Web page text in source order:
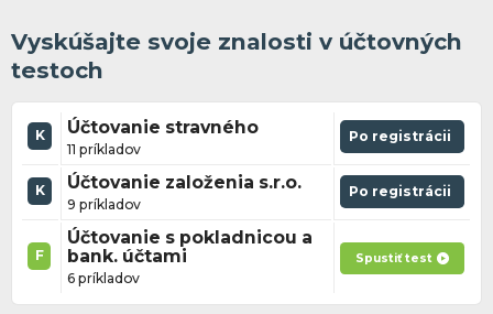
Vyskúšajte svoje znalosti v účtovných
testoch
K Účtovanie stravného
11 príkladov
Po registrácii
K Účtovanie založenia s.r.o.
9 príkladov
Po registrácii
F
Účtovanie s pokladnicou a
bank. účtami
6 príkladov
Spustiť test